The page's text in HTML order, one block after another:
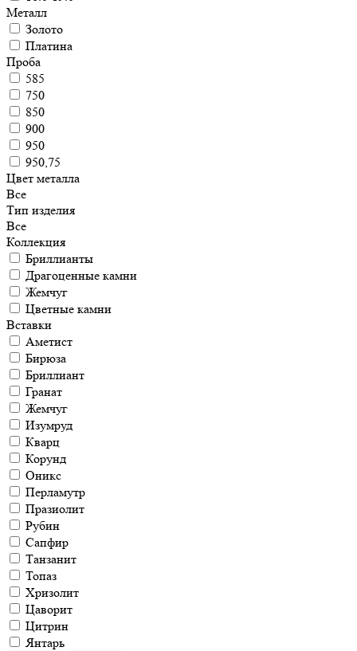
Металл
Золото
Платина
Проба
585
750
850
900
950
950,75
Цвет металла
Все
Тип изделия
Все
Коллекция
Бриллианты
Драгоценные камни
Жемчуг
Цветные камни
Вставки
Аметист
Бирюза
Бриллиант
Гранат
Жемчуг
Изумруд
Кварц
Корунд
Оникс
Перламутр
Празиолит
Рубин
Сапфир
Танзанит
Топаз
Хризолит
Цаворит
Цитрин
Янтарь